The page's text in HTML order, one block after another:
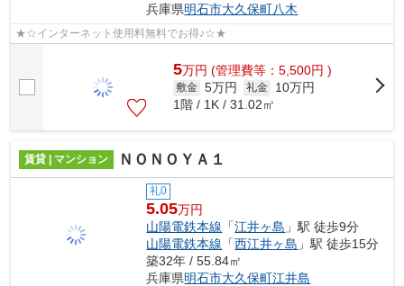
兵庫県明石市大久保町八木
★☆インターネット使用料無料でお得♪☆★
5万円 (管理費等：5,500円 )
敷金 5万円 礼金
10万円
1階 / 1K / 31.02㎡
賃貸 | マンション ＮＯＮＯＹＡ１
礼0
5.05万円
山陽電鉄本線 「江井ヶ島 」駅 徒歩9分
山陽電鉄本線 「西江井ヶ島 」駅 徒歩15分
築32年 / 55.84㎡
兵庫県明石市大久保町江井島